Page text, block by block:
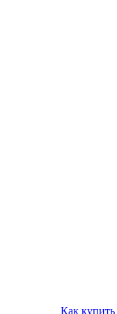
Как купить